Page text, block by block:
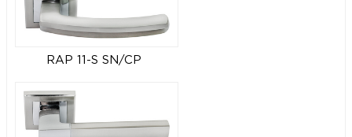
RAP 11-S SN/CP